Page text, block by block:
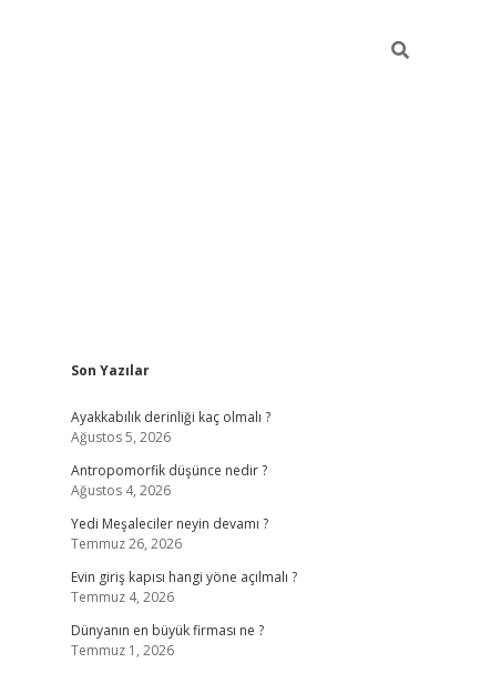
Sidebar
Son Yazılar
Ayakkabılık derinliği kaç olmalı ?
Ağustos 5, 2026
Antropomorfik düşünce nedir ?
Ağustos 4, 2026
Yedi Meşaleciler neyin devamı ?
Temmuz 26, 2026
Evin giriş kapısı hangi yöne açılmalı ?
Temmuz 4, 2026
Dünyanın en büyük firması ne ?
Temmuz 1, 2026